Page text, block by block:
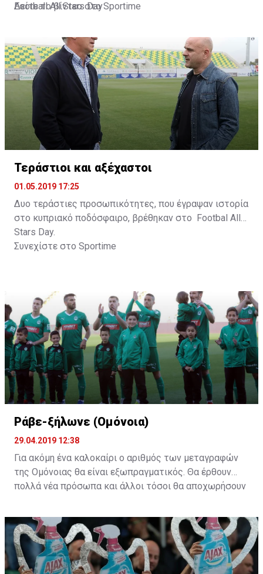
Football All Stars Day
Δείτε το βίντεο στοSportime
Τεράστιοι και αξέχαστοι
01.05.2019 17:25
Δυο τεράστιες προσωπικότητες, που έγραψαν ιστορία
στο κυπριακό ποδόσφαιρο, βρέθηκαν στο Footbal All
Stars Day.
Συνεχίστε στο Sportime
Ράβε-ξήλωνε (Ομόνοια)
29.04.2019 12:38
Για ακόμη ένα καλοκαίρι ο αριθμός των μεταγραφών
της Ομόνοιας θα είναι εξωπραγματικός. Θα έρθουν
πολλά νέα πρόσωπα και άλλοι τόσοι θα αποχωρήσουν
θα κάνει ξανά την εμφάνιση της στους "πράσινους".